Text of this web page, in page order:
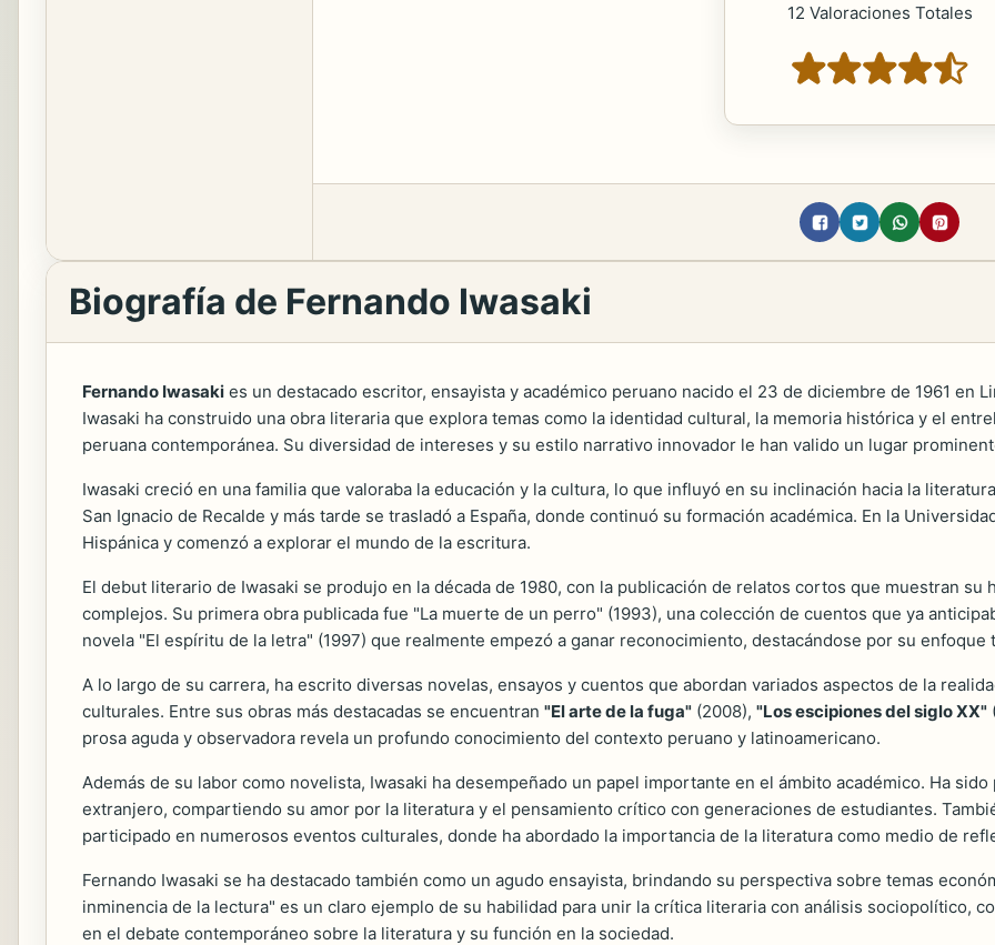
12 Valoraciones Totales
Biografía de Fernando Iwasaki
Fernando Iwasaki es un destacado escritor, ensayista y académico peruano nacido el 23 de diciembre de 1961 en
Iwasaki ha construido una obra literaria que explora temas como la identidad cultural, la memoria histórica y el
peruana contemporánea. Su diversidad de intereses y su estilo narrativo innovador le han valido un lugar
Iwasaki creció en una familia que valoraba la educación y la cultura, lo que influyó en su inclinación hacia la
San Ignacio de Recalde y más tarde se trasladó a España, donde continuó su formación académica. En la
Hispánica y comenzó a explorar el mundo de la escritura.
El debut literario de Iwasaki se produjo en la década de 1980, con la publicación de relatos cortos que muestran su
complejos. Su primera obra publicada fue "La muerte de un perro" (1993), una colección de cuentos que ya
novela "El espíritu de la letra" (1997) que realmente empezó a ganar reconocimiento, destacándose por su
A lo largo de su carrera, ha escrito diversas novelas, ensayos y cuentos que abordan variados aspectos de la
culturales. Entre sus obras más destacadas se encuentran "El arte de la fuga" (2008), "Los escipiones del siglo XX"
prosa aguda y observadora revela un profundo conocimiento del contexto peruano y latinoamericano.
Además de su labor como novelista, Iwasaki ha desempeñado un papel importante en el ámbito académico. Ha
extranjero, compartiendo su amor por la literatura y el pensamiento crítico con generaciones de estudiantes.
participado en numerosos eventos culturales, donde ha abordado la importancia de la literatura como medio de
Fernando Iwasaki se ha destacado también como un agudo ensayista, brindando su perspectiva sobre temas
inminencia de la lectura" es un claro ejemplo de su habilidad para unir la crítica literaria con análisis sociopolítico,
en el debate contemporáneo sobre la literatura y su función en la sociedad.